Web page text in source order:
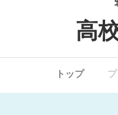
高
トップ